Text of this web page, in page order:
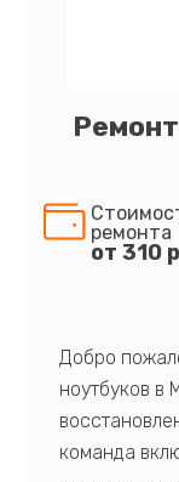
ремонта
от 310
Добро
ноутбуков в
команда